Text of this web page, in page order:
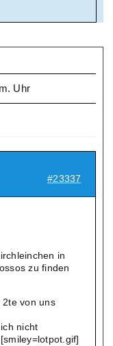
Uhr
#23337
in
zu finden
2te von uns
nicht